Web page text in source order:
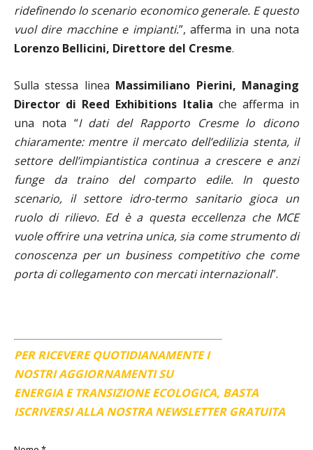
ridefinendo lo scenario economico generale. E questo
vuol dire macchine e impianti.”, afferma in una nota
Lorenzo Bellicini, Direttore del Cresme.
Sulla stessa linea Massimiliano Pierini, Managing
Director di Reed Exhibitions Italia che afferma in
una nota “I dati del Rapporto Cresme lo dicono
chiaramente: mentre il mercato dell’edilizia stenta, il
settore dell’impiantistica continua a crescere e anzi
funge da traino del comparto edile. In questo
scenario, il settore idro-termo sanitario gioca un
ruolo di rilievo. Ed è a questa eccellenza che MCE
vuole offrire una vetrina unica, sia come strumento di
conoscenza per un business competitivo che come
porta di collegamento con mercati internazionali”.
PER RICEVERE QUOTIDIANAMENTE I
NOSTRI AGGIORNAMENTI SU
ENERGIA E TRANSIZIONE ECOLOGICA, BASTA
ISCRIVERSI ALLA NOSTRA NEWSLETTER GRATUITA